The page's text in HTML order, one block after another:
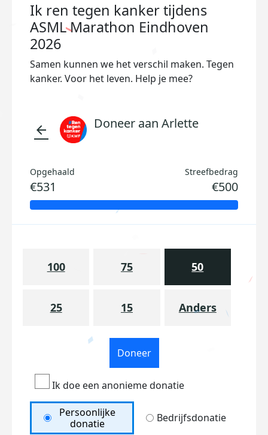
Ik ren tegen kanker tijdens
ASML Marathon Eindhoven
2026
Samen kunnen we het verschil maken. Tegen
kanker. Voor het leven. Help je mee?
arrow_back Doneer aan Arlette
Opgehaald
€531
Streefbedrag
€500
100 75 50
25 15 Anders
Doneer
Ik doe een anonieme donatie
Persoonlijke
donatie
Bedrijfsdonatie